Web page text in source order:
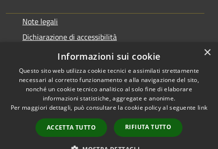
Note legali
Dichiarazione di accessibilità
Obbiettivi di accessibilità
Accessibilità
Copyright © 2026 • Comune di
Rialto • Powered by
Municipium•
Accesso
redazione
×
Informazioni sui cookie
Questo sito web utilizza cookie tecnici e assimilati strettamente
necessari al corretto funzionamento e alla navigazione del sito,
nonché un cookie tecnico analitico al solo fine di elaborare
informazioni statistiche, aggregate e anonime.
Per maggiori dettagli, può consultare la cookie policy al seguente link
ACCETTA TUTTO RIFIUTA TUTTO